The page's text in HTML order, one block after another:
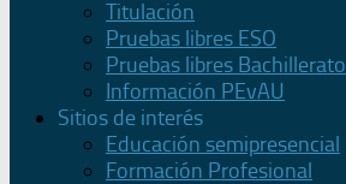
Titulación
Pruebas libres ESO
Pruebas libres Bachillerato
Información PEvAU
Sitios de interés
Educación semipresencial
Formación Profesional